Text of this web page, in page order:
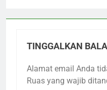
TINGGALKAN
Alamat email Anda
Ruas yang wajib